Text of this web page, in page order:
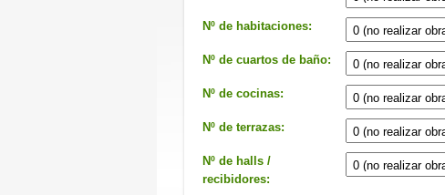
Nº de habitaciones:
Nº de cuartos de baño:
Nº de cocinas:
Nº de terrazas:
Nº de halls /
recibidores: